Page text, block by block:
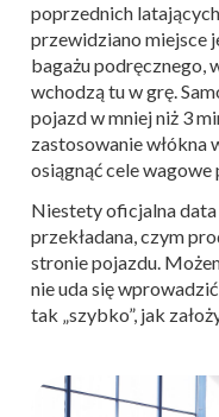
poprzednich
przewidziano miejsce
bagażu podręcznego,
wchodzą tu w grę.
pojazd w mniej niż 3
zastosowanie włókna
osiągnąć cele
Niestety oficjalna
przekładana, czym
stronie pojazdu.
nie uda się
tak „szybko”, jak